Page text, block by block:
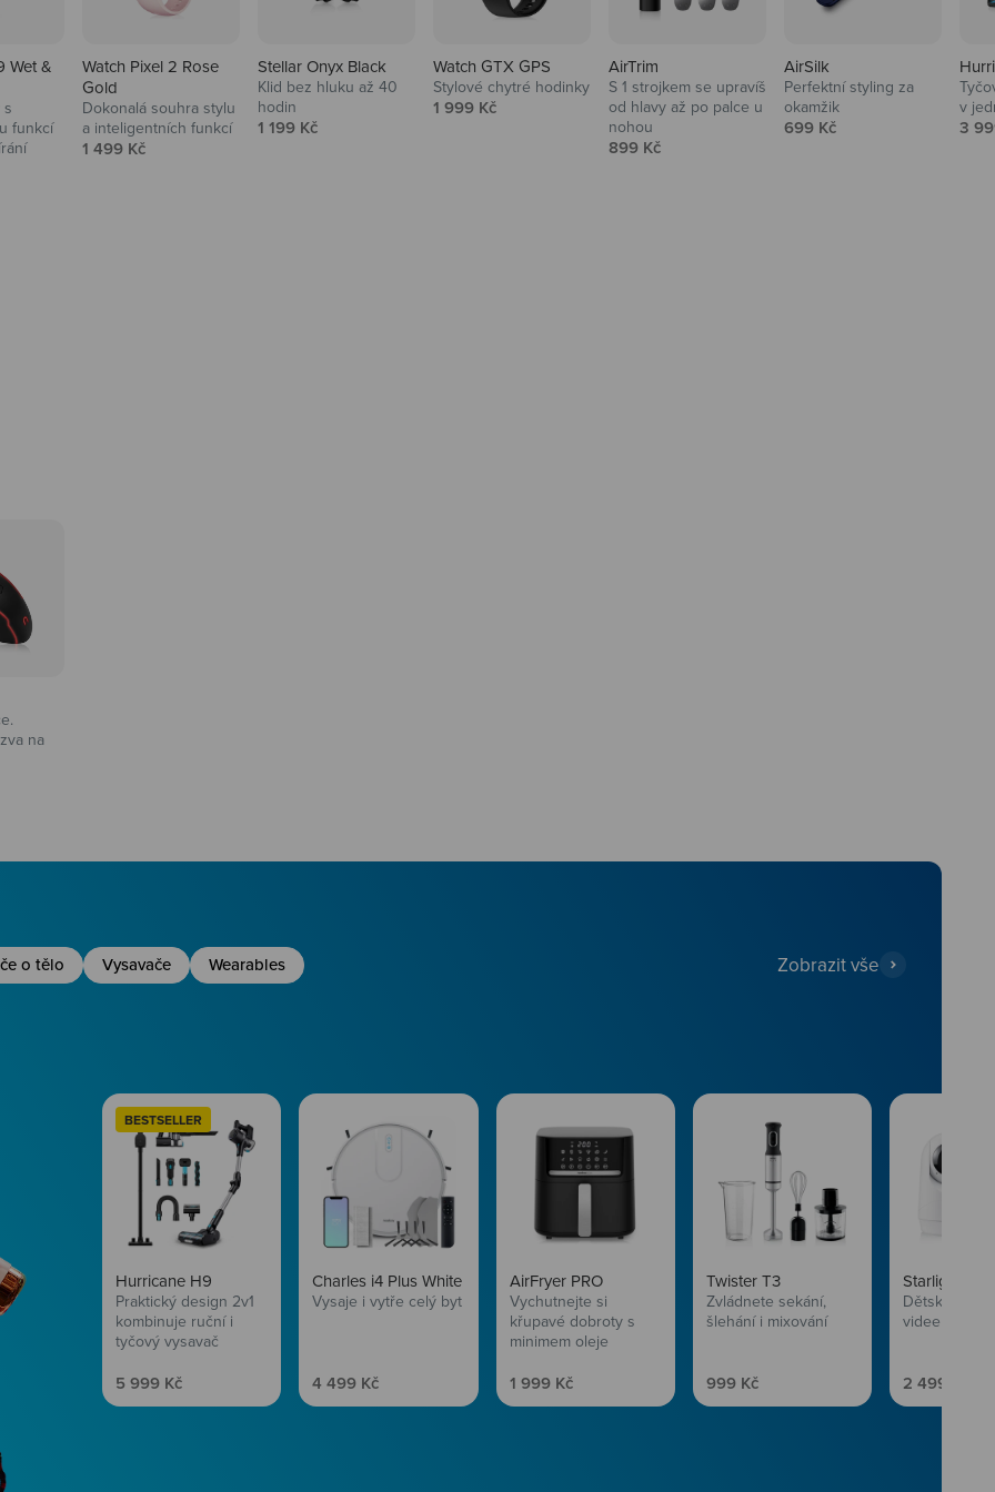
Wet &
s
funkcí
Watch Pixel 2 Rose
Gold
Dokonalá souhra stylu
a inteligentních funkcí
Prodejní cena
1 499 Kč
Stellar Onyx Black
Klid bez hluku až 40
hodin
Prodejní cena
1 199 Kč
Watch GTX GPS
Stylové chytré hodinky
Prodejní cena
1 999 Kč
AirTrim
S 1 strojkem se upravíš
od hlavy až po palce u
nohou
Prodejní cena
899 Kč
AirSilk
Perfektní styling za
okamžik
Prodejní cena
699 Kč
v
3
na
o tělo Vysavače Wearables Zobrazit vše
BESTSELLER
Hurricane H9
Praktický design 2v1
kombinuje ruční i
tyčový vysavač
Prodejní cena
5 999 Kč
Charles i4 Plus White
Vysaje i vytře celý byt
Prodejní cena
4 499 Kč
AirFryer PRO
Vychutnejte si
křupavé dobroty s
minimem oleje
Prodejní cena
1 999 Kč
Twister T3
Zvládnete sekání,
šlehání i mixování
Prodejní cena
999 Kč
Starlight SL5
Dětská
videem
Prodejní
2 499 Kč
Péče o vlasy